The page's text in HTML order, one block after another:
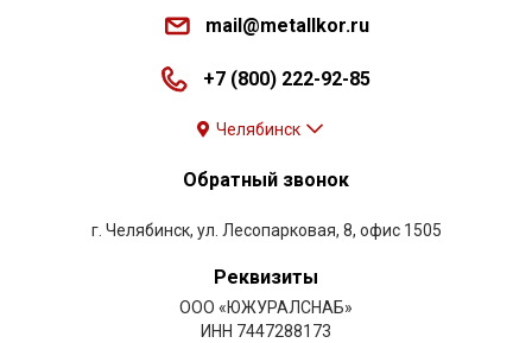
mail@metallkor.ru
+7 (800) 222-92-85
Челябинск
Обратный звонок
г. Челябинск, ул. Лесопарковая, 8, офис 1505
Реквизиты
ООО «ЮЖУРАЛСНАБ»
ИНН 7447288173